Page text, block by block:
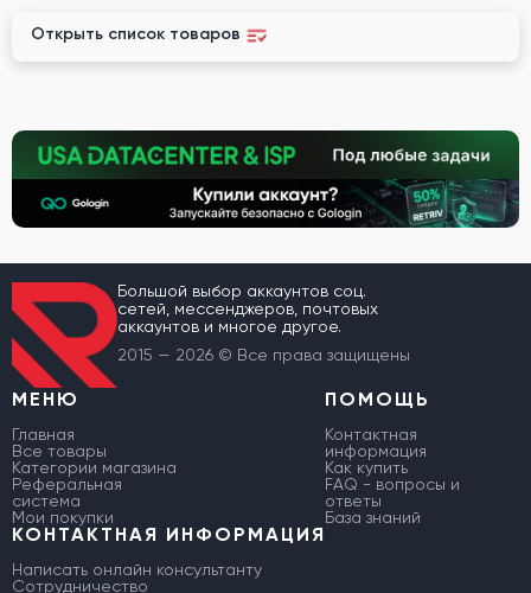
Открыть список товаров
Большой выбор аккаунтов соц.
сетей, мессенджеров, почтовых
аккаунтов и многое другое.
2015 — 2026 © Все права защищены
МЕНЮ
Главная
Все товары
Категории магазина
Реферальная
система
Мои покупки
ПОМОЩЬ
Контактная
информация
Как купить
FAQ - вопросы и
ответы
База знаний
КОНТАКТНАЯ ИНФОРМАЦИЯ
Написать онлайн консультанту
Сотрудничество